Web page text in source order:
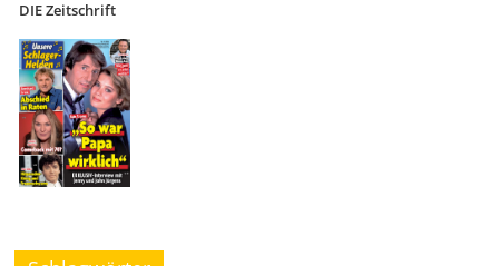
DIE Zeitschrift